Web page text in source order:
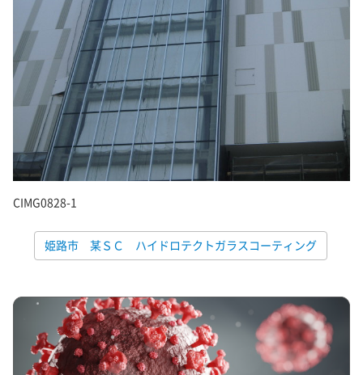
CIMG0828-1
姫路市 某ＳＣ ハイドロテクトガラスコーティング